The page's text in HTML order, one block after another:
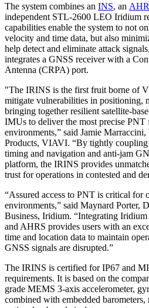
The system combines an INS, an
independent STL-2600 LEO Iridium
capabilities enable the system to not
velocity and time data, but also
help detect and eliminate attack
integrates a GNSS receiver with a
Antenna (CRPA) port.
"The IRINS is the first fruit borne of
mitigate vulnerabilities in positioning,
bringing together resilient satellite-
IMUs to deliver the most precise PNT
environments,” said Jamie
Products, VIAVI. “By tightly coupling
timing and navigation and anti-jam
platform, the IRINS provides
trust for operations in contested and
“Assured access to PNT is critical for
environments,” said Maynard Porter,
Business, Iridium. “Integrating
and AHRS provides users with an
time and location data to maintain
GNSS signals are disrupted.”
The IRINS is certified for IP67 and
requirements. It is based on the
grade MEMS 3-axis accelerometer,
combined with embedded barometers,